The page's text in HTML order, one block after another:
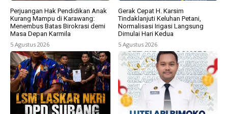
Perjuangan Hak Pendidikan Anak
Kurang Mampu di Karawang:
Menembus Batas Birokrasi demi
Masa Depan Karmila
5 Agustus 2026
Gerak Cepat H. Karsim
Tindaklanjuti Keluhan Petani,
Normalisasi Irigasi Langsung
Dimulai Hari Kedua
5 Agustus 2026